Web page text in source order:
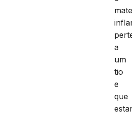
a
um
tio
e
que